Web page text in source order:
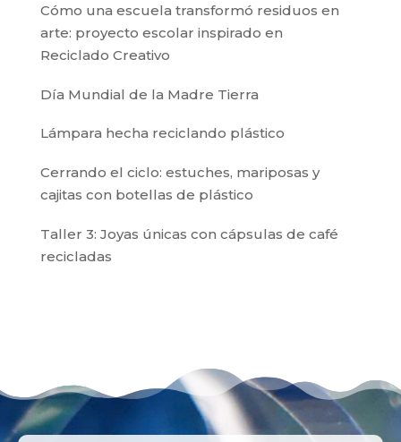
Cómo una escuela transformó residuos en
arte: proyecto escolar inspirado en
Reciclado Creativo
Día Mundial de la Madre Tierra
Lámpara hecha reciclando plástico
Cerrando el ciclo: estuches, mariposas y
cajitas con botellas de plástico
Taller 3: Joyas únicas con cápsulas de café
recicladas